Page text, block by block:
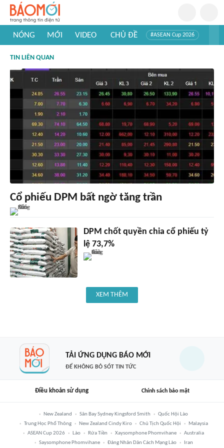
NÓNG MỚI VIDEO CHỦ ĐỀ #ASEAN Cup 2026
#Khám phá thế giới
TIN LIÊN QUAN
Cổ phiếu DPM bất ngờ tăng trần
DPM chốt quyền chia cổ phiếu tỷ
lệ 73,7%
XEM THÊM
TẢI ỨNG DỤNG BÁO MỚI
ĐỂ KHÔNG BỎ SÓT TIN TỨC
Điều khoản sử dụng Chính sách bảo mật
New Zealand Sân Bay Sydney Kingsford Smith
Quốc Hội Lào
Trung Học Phổ Thông
New Zealand Cindy Kiro Chủ Tịch Quốc Hội
Malaysia
ASEAN Cup 2026
Lào Rửa Tiền Xaysomphone Phomvihane
Australia
Saysomphone Phomvihane
Đảng Nhân Dân Cách Mạng Lào Iran